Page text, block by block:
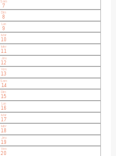
7
Dim
8
Lun
9
Mar
10
Mer
11
Jeu
12
Ven
13
Sam
14
Dim
15
Lun
16
Mar
17
Mer
18
Jeu
19
Ven
20